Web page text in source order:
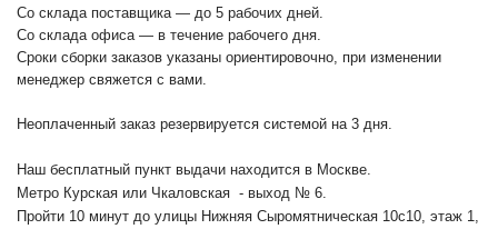
Со склада поставщика — до 5 рабочих дней.
Со склада офиса — в течение рабочего дня.
Сроки сборки заказов указаны ориентировочно, при изменении
менеджер свяжется с вами.
Неоплаченный заказ резервируется системой на 3 дня.
Наш бесплатный пункт выдачи находится в Москве.
Метро Курская или Чкаловская - выход № 6.
Пройти 10 минут до улицы Нижняя Сыромятническая 10с10, этаж 1,